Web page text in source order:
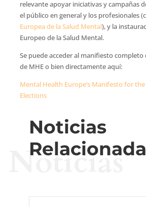
relevante apoyar iniciativas y campañas
el público en general y los profesionales
Europea de la Salud Mental), y la
Europeo de la Salud Mental.
Se puede acceder al manifiesto completo
de MHE o bien directamente aquí:
Mental Health Europe’s Manifesto for
Elections
Noticias
Noticias